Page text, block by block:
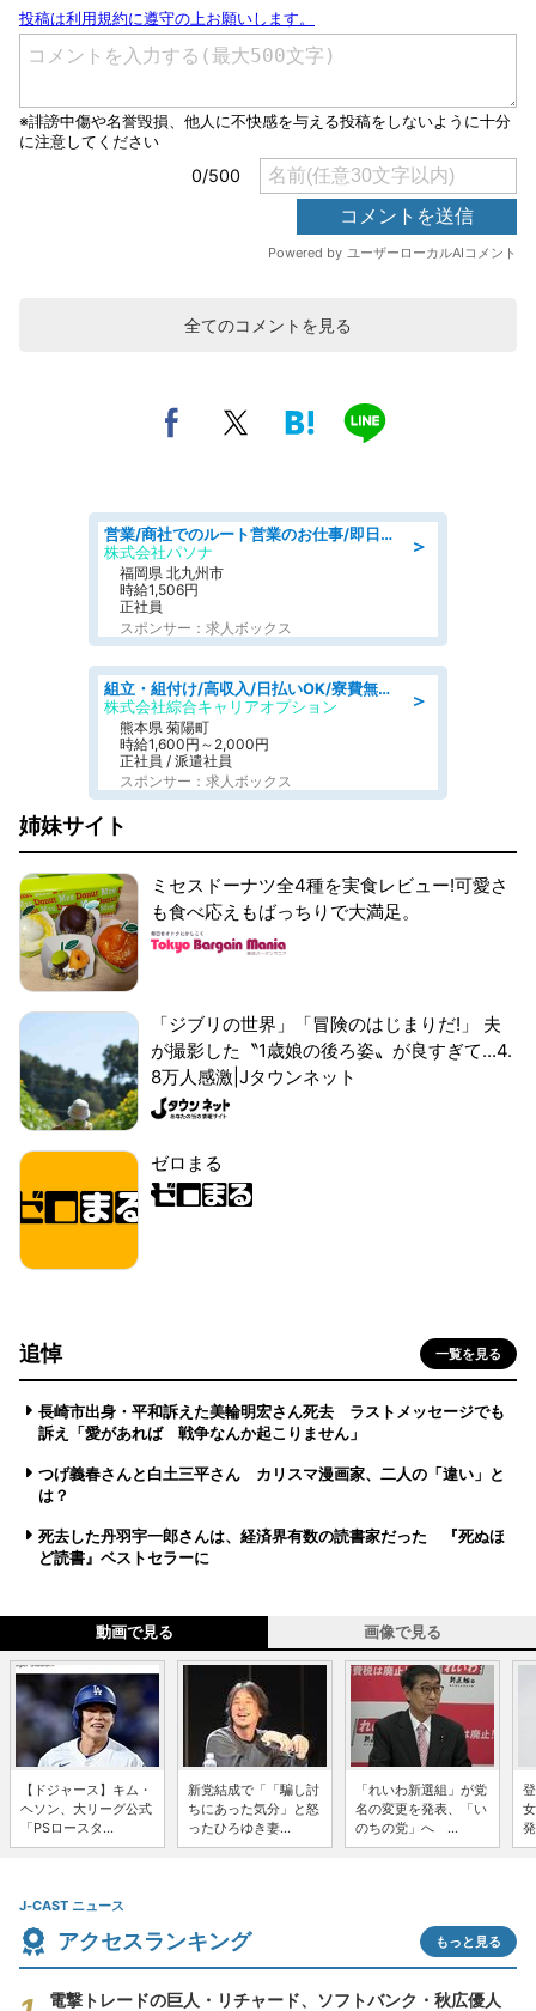
全てのコメントを見る
＞
営業/商社でのルート営業のお仕事/即日勤務可/車通勤可/営業
株式会社パソナ
福岡県 北九州市
時給1,506円
正社員
スポンサー：求人ボックス
＞
組立・組付け/高収入/日払いOK/寮費無料/交替制/20・30・40代活躍中
株式会社綜合キャリアオプション
熊本県 菊陽町
時給1,600円～2,000円
正社員 / 派遣社員
スポンサー：求人ボックス
姉妹サイト
ミセスドーナツ全4種を実食レビュー!可愛さ
も食べ応えもばっちりで大満足。
「ジブリの世界」「冒険のはじまりだ!」 夫
が撮影した〝1歳娘の後ろ姿〟が良すぎて...4.
8万人感激|Jタウンネット
ゼロまる
追悼 一覧を見る
長崎市出身・平和訴えた美輪明宏さん死去 ラストメッセージでも
訴え「愛があれば 戦争なんか起こりません」
つげ義春さんと白土三平さん カリスマ漫画家、二人の「違い」と
は？
死去した丹羽宇一郎さんは、経済界有数の読書家だった 『死ぬほ
ど読書』ベストセラーに
動画で見る 画像で見る
【ドジャース】キム・
ヘソン、大リーグ公式
「PSロースタ...
新党結成で「「騙し討
ちにあった気分」と怒
ったひろゆき妻...
「れいわ新選組」が党
名の変更を発表、「い
のちの党」へ ...
J-CAST ニュース
アクセスランキング もっと見る
電撃トレードの巨人・リチャード、ソフトバンク・秋広優人